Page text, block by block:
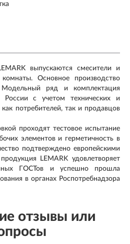
выпускаются смесители и
Основное производство
ряд и комплектация
России с учетом технических и
как потребителей, так и продавцов
проходят тестовое испытание
элементов и герметичность в
подтверждено европейскими
LEMARK удовлетворяет
ГОСТов и успешно прошла
в органах Роспотребнадзора
отзывы или